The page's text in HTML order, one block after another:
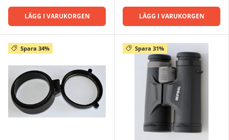
LÄGG I VARUKORGEN LÄGG I VARUKORGEN
Spara 34% Spara 31%